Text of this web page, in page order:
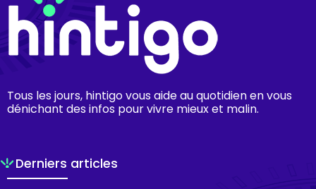
Tous les jours, hintigo vous aide au quotidien en vous
dénichant des infos pour vivre mieux et malin.
Derniers articles